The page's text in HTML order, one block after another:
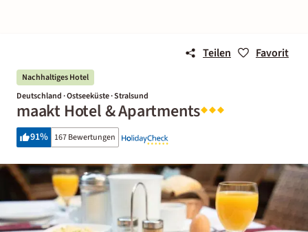
Teilen Favorit
Nachhaltiges Hotel
Deutschland · Ostseeküste · Stralsund
maakt Hotel & Apartments
91% 167 Bewertungen